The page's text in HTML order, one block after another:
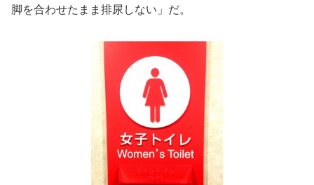
脚を合わせたまま排尿しない」だ。